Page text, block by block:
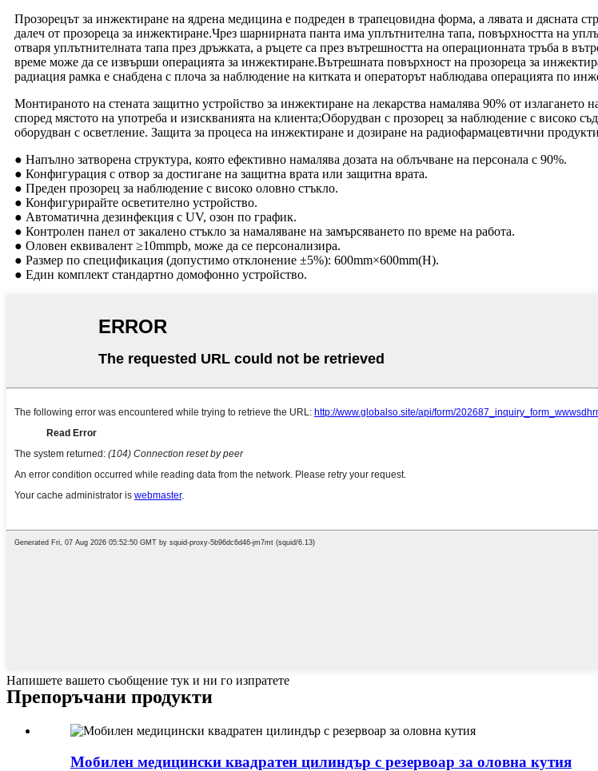
Прозорецът за инжектиране на ядрена медицина е подреден в трапецовидна форма, а лявата и дясната
далеч от прозореца за инжектиране.Чрез шарнирната панта има уплътнителна тапа, повърхността на
отваря уплътнителната тапа през дръжката, а ръцете са през вътрешността на операционната тръба в
време може да се извърши операцията за инжектиране.Вътрешната повърхност на прозореца за
радиация рамка е снабдена с плоча за наблюдение на китката и операторът наблюдава операцията по
Монтираното на стената защитно устройство за инжектиране на лекарства намалява 90% от излагането
според мястото на употреба и изискванията на клиента;Оборудван с прозорец за наблюдение с високо
оборудван с осветление. Защита за процеса на инжектиране и дозиране на радиофармацевтични
● Напълно затворена структура, която ефективно намалява дозата на облъчване на персонала с 90%.
● Конфигурация с отвор за достигане на защитна врата или защитна врата.
● Преден прозорец за наблюдение с високо оловно стъкло.
● Конфигурирайте осветително устройство.
● Автоматична дезинфекция с UV, озон по график.
● Контролен панел от закалено стъкло за намаляване на замърсяването по време на работа.
● Оловен еквивалент ≥10mmpb, може да се персонализира.
● Размер по спецификация (допустимо отклонение ±5%): 600mm×600mm(H).
● Един комплект стандартно домофонно устройство.
Напишете вашето съобщение тук и ни го изпратете
Препоръчани продукти
Мобилен медицински квадратен цилиндър с резервоар за оловна кутия